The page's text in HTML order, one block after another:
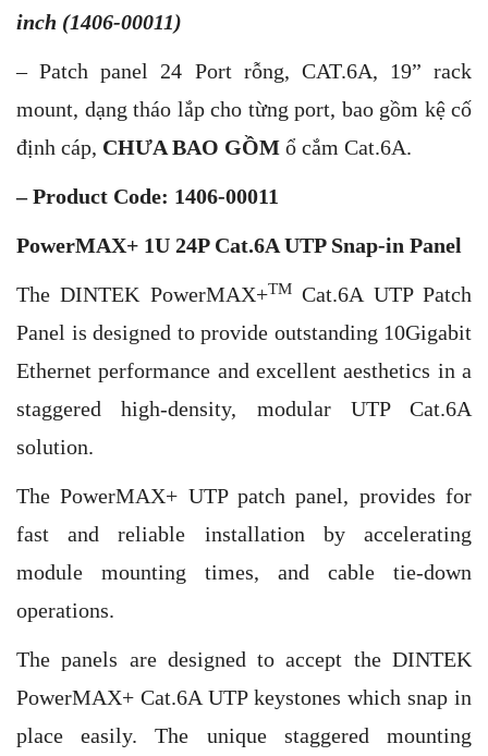
inch (1406-00011)
– Patch panel 24 Port rỗng, CAT.6A, 19” rack
mount, dạng tháo lắp cho từng port, bao gồm kệ cố
định cáp, CHƯA BAO GỒM ổ cắm Cat.6A.
– Product Code: 1406-00011
PowerMAX+ 1U 24P Cat.6A UTP Snap-in Panel
The DINTEK PowerMAX+TMCat.6A UTP Patch
Panel is designed to provide outstanding 10Gigabit
Ethernet performance and excellent aesthetics in a
staggered high-density, modular UTP Cat.6A
solution.
The PowerMAX+ UTP patch panel, provides for
fast and reliable installation by accelerating
module mounting times, and cable tie-down
operations.
The panels are designed to accept the DINTEK
PowerMAX+ Cat.6A UTP keystones which snap in
place easily. The unique staggered mounting